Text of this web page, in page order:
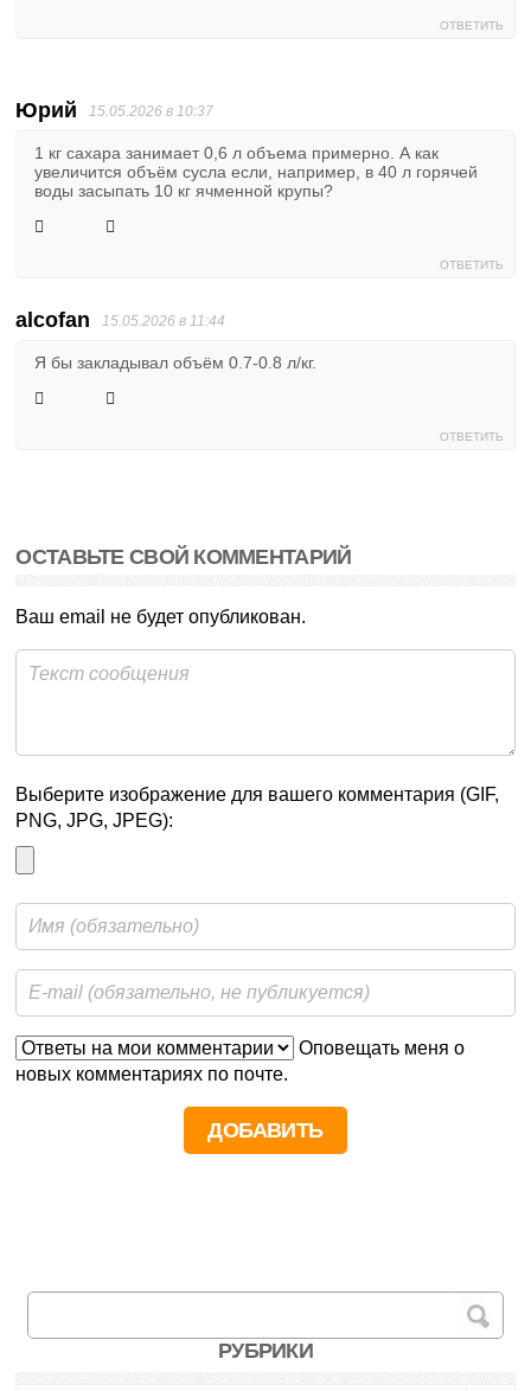
ОТВЕТИТЬ
Юрий 15.05.2026 в 10:37
1 кг сахара занимает 0,6 л объема примерно. А как
увеличится объём сусла если, например, в 40 л горячей
воды засыпать 10 кг ячменной крупы?
ОТВЕТИТЬ
alcofan 15.05.2026 в 11:44
Я бы закладывал объём 0.7-0.8 л/кг.
ОТВЕТИТЬ
ОСТАВЬТЕ СВОЙ КОММЕНТАРИЙ
Ваш email не будет опубликован.
Выберите изображение для вашего комментария (GIF,
PNG, JPG, JPEG):
Оповещать меня о
новых комментариях по почте.
РУБРИКИ